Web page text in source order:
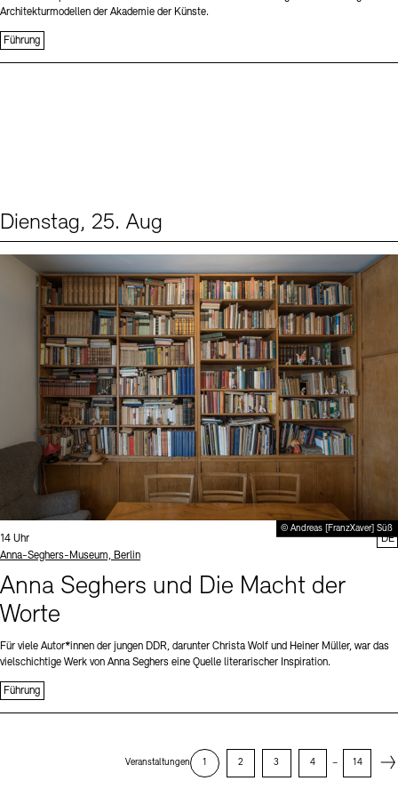
Architekturmodellen der Akademie der Künste.
Führung
Dienstag, 25. Aug
© Andreas [FranzXaver] Süß
Uhrzeit:
14 Uhr
Standort
Anna-Seghers-Museum, Berlin
Anna Seghers und Die Macht der
Worte
Für viele Autor*innen der jungen DDR, darunter Christa Wolf und Heiner Müller, war das
vielschichtige Werk von Anna Seghers eine Quelle literarischer Inspiration.
Führung
DE
Veranstaltungen 1 2 3 4 – 14